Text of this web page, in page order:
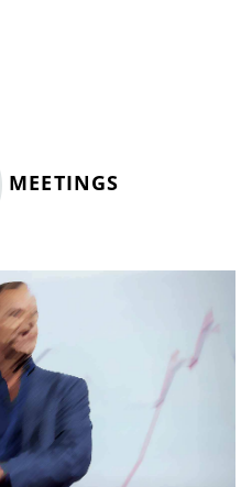
MEETINGS